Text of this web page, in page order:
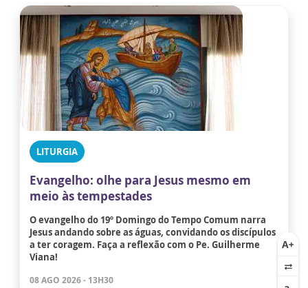
LITURGIA
Evangelho: olhe para Jesus mesmo em
meio às tempestades
O evangelho do 19º Domingo do Tempo Comum narra
Jesus andando sobre as águas, convidando os discípulos
a ter coragem. Faça a reflexão com o Pe. Guilherme
Viana!
08 AGO 2026 - 13H30